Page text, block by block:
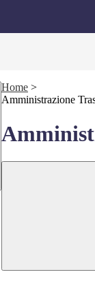
Home >
Amministrazione